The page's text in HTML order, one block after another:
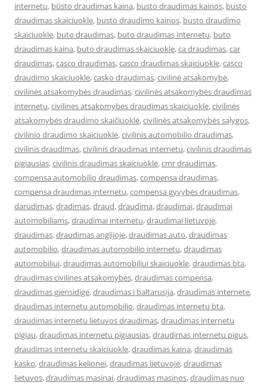
internetu, būsto draudimas kaina, busto draudimas kainos, busto
draudimas skaiciuokle, busto draudimo kainos, busto draudimo
skaiciuokle, buto draudimas, buto draudimas internetu, buto
draudimas kaina, buto draudimas skaiciuokle,ca draudimas,car
draudimas,casco draudimas,casco draudimas skaiciuokle,casco
draudimo skaiciuokle,casko draudimas,civilinė atsakomybė,
civilinės atsakomybės draudimas,civilinės atsakomybės draudimas
internetu,civilines atsakomybes draudimas skaiciuokle,civilinės
atsakomybės draudimo skaičiuoklė,civilinės atsakomybės sąlygos,
civilinio draudimo skaiciuokle,civilinis automobilio draudimas,
civilinis draudimas,civilinis draudimas internetu,civilinis draudimas
pigiausias,civilinis draudimas skaiciuokle,cmr draudimas,
compensa automobilio draudimas,compensa draudimas,
compensa draudimas internetu,compensa gyvybės draudimas,
darudimas,dradimas,draud,draudima,draudimai,draudimai
automobiliams,draudimai internetu,draudimai lietuvoje,
draudimas,draudimas anglijoje,draudimas auto,draudimas
automobilio,draudimas automobilio internetu,draudimas
automobiliui,draudimas automobiliui skaiciuokle,draudimas bta,
draudimas civilines atsakomybes,draudimas compensa,
draudimas gjensidige,draudimas i baltarusija,draudimas internete,
draudimas internetu automobilio,draudimas internetu bta,
draudimas internetu lietuvos draudimas,draudimas internetu
pigiau,draudimas internetu pigiausias,draudimas internetu pigus,
draudimas internetu skaiciuokle,draudimas kaina,draudimas
kasko,draudimas kelionei,draudimas lietuvoje,draudimas
lietuvos,draudimas masinai,draudimas masinos,draudimas nuo